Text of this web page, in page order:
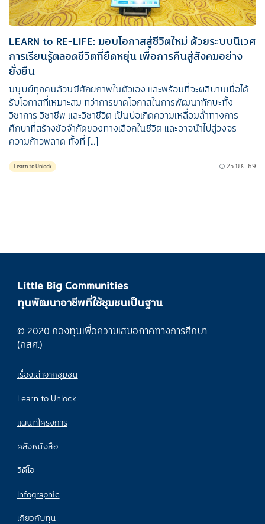
LEARN to RE-LIFE: มอบโอกาสสู่ชีวิตใหม่ ด้วยระบบนิเวศ
การเรียนรู้ตลอดชีวิตที่ยืดหยุ่น เพื่อการคืนสู่สังคมอย่าง
ยั่งยืน
มนุษย์ทุกคนล้วนมีศักยภาพในตัวเอง และพร้อมที่จะผลิบานเมื่อได้
รับโอกาสที่เหมาะสม ทว่าการขาดโอกาสในการพัฒนาทักษะทั้ง
วิชาการ วิชาชีพ และวิชาชีวิต เป็นบ่อเกิดความเหลื่อมล้ำทางการ
ศึกษาที่สร้างข้อจำกัดของทางเลือกในชีวิต และอาจนำไปสู่วงจร
ความก้าวพลาด ทั้งที่ […]
Learn to Unlock 25 มิ.ย. 69
Little Big Communities
ทุนพัฒนาอาชีพที่ใช้ชุมชนเป็นฐาน
© 2020 กองทุนเพื่อความเสมอภาคทางการศึกษา
(กสศ.)
เรื่องเล่าจากชุมชน
Learn to Unlock
แผนที่โครงการ
คลังหนังสือ
วิดีโอ
Infographic
เกี่ยวกับทุน